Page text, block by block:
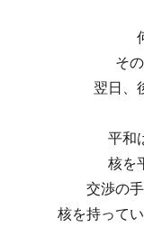
そ
翌日、
平和
核を
交渉の
核を持って